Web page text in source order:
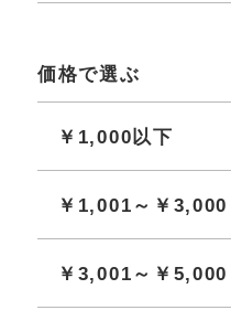
価格で選ぶ
￥1,000以下
￥1,001～￥3,000
￥3,001～￥5,000